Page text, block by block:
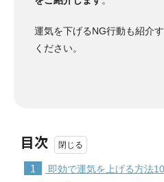
運気を下げるNG行動も紹介
ください。
目次
1 即効で運気を上げる方法